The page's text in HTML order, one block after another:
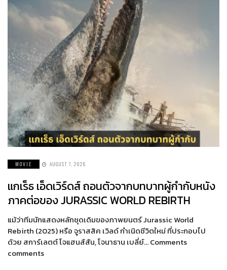
MOVIE AUGUST 7, 2026
แกเร็ธ เอ็ดเวิร์ดส์ ถอนตัวจากบทบาทผู้กำกับหนัง
ภาคต่อของ JURASSIC WORLD REBIRTH
แม้ว่าทีมนักแสดงหลักชุดเดิมของภาพยนตร์ Jurassic World
Rebirth (2025) หรือ จูราสสิค เวิลด์ กำเนิดชีวิตใหม่ ที่ประกอบไป
ด้วย สการ์เลตต์ โจแฮนส์สัน, โจนาธาน เบลี่ย์… Comments
comments